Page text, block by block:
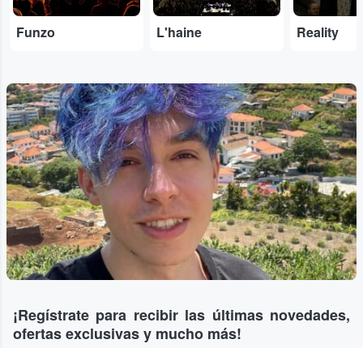
Funzo L'haine Reality
...
¡Regístrate para recibir las últimas novedades,
ofertas exclusivas y mucho más!